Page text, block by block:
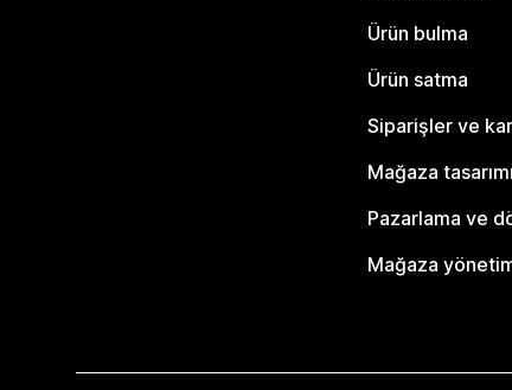
Ürün bulma
Ürün satma
Siparişler ve
Mağaza tasarımı
Pazarlama ve
Mağaza